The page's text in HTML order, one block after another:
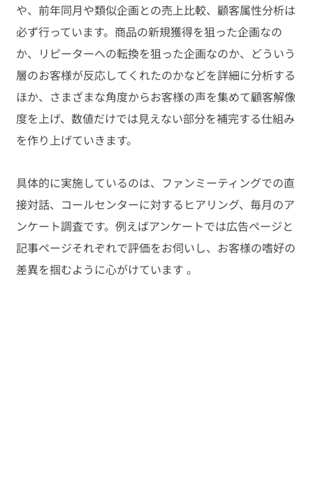
や、前年同月や類似企画との売上比較、顧客属性分析は
必ず行っています。商品の新規獲得を狙った企画なの
か、リピーターへの転換を狙った企画なのか、どういう
層のお客様が反応してくれたのかなどを詳細に分析する
ほか、さまざまな角度からお客様の声を集めて顧客解像
度を上げ、数値だけでは見えない部分を補完する仕組み
を作り上げていきます。
具体的に実施しているのは、ファンミーティングでの直
接対話、コールセンターに対するヒアリング、毎月のア
ンケート調査です。例えばアンケートでは広告ページと
記事ページそれぞれで評価をお伺いし、お客様の嗜好の
差異を掴むように心がけています 。